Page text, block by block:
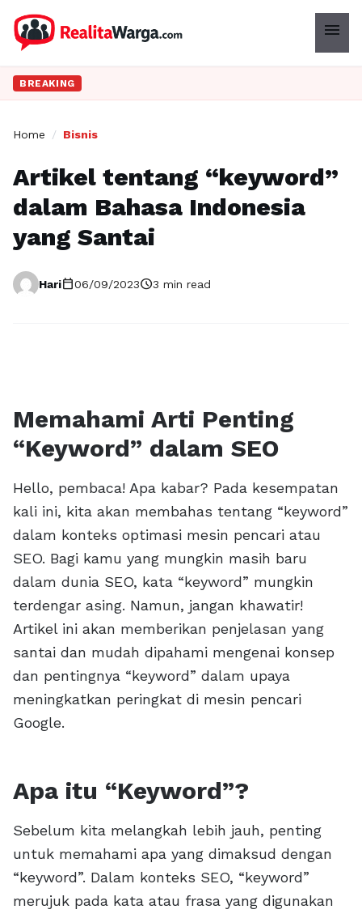
menu
BREAKING
Home / Bisnis
Artikel tentang “keyword”
dalam Bahasa Indonesia
yang Santai
Haricalendar_today06/09/2023schedule3 min read
Memahami Arti Penting
“Keyword” dalam SEO
Hello, pembaca! Apa kabar? Pada kesempatan
kali ini, kita akan membahas tentang “keyword”
dalam konteks optimasi mesin pencari atau
SEO. Bagi kamu yang mungkin masih baru
dalam dunia SEO, kata “keyword” mungkin
terdengar asing. Namun, jangan khawatir!
Artikel ini akan memberikan penjelasan yang
santai dan mudah dipahami mengenai konsep
dan pentingnya “keyword” dalam upaya
meningkatkan peringkat di mesin pencari
Google.
Apa itu “Keyword”?
Sebelum kita melangkah lebih jauh, penting
untuk memahami apa yang dimaksud dengan
“keyword”. Dalam konteks SEO, “keyword”
merujuk pada kata atau frasa yang digunakan